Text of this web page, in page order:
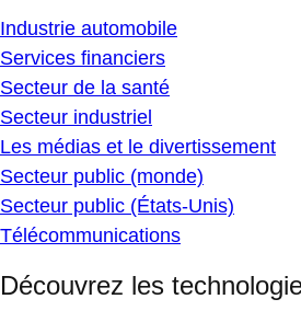
Industrie automobile
Services financiers
Secteur de la santé
Secteur industriel
Les médias et le divertissement
Secteur public (monde)
Secteur public (États-Unis)
Télécommunications
Découvrez les